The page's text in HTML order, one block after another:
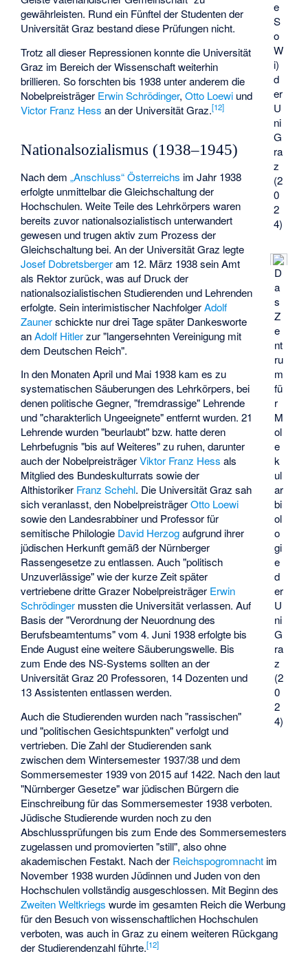
e
S
o
W
i)
d
er
U
ni
G
ra
z
(2
0
2
4)
D
a
s
Z
e
nt
ru
m
fü
r
M
ol
e
k
ul
ar
bi
ol
o
gi
e
d
er
U
ni
G
ra
z
(2
0
2
4)
gewährleisten. Rund ein Fünftel der Studenten der
Universität Graz bestand diese Prüfungen nicht.
Trotz all dieser Repressionen konnte die Universität
Graz im Bereich der Wissenschaft weiterhin
brillieren. So forschten bis 1938 unter anderem die
Nobelpreisträger Erwin Schrödinger,Otto Loewi und
Victor Franz Hess an der Universität Graz.[12]
Nationalsozialismus (1938–1945)
Nach dem„Anschluss“ Österreichs im Jahr 1938
erfolgte unmittelbar die Gleichschaltung der
Hochschulen. Weite Teile des Lehrkörpers waren
bereits zuvor nationalsozialistisch unterwandert
gewesen und trugen aktiv zum Prozess der
Gleichschaltung bei. An der Universität Graz legte
Josef Dobretsbergeram 12. März 1938 sein Amt
als Rektor zurück, was auf Druck der
nationalsozialistischen Studierenden und Lehrenden
erfolgte. Sein interimistischer NachfolgerAdolf
Zaunerschickte nur drei Tage später Dankesworte
anAdolf Hitlerzur "langersehnten Vereinigung mit
dem Deutschen Reich".
In den Monaten April und Mai 1938 kam es zu
systematischen Säuberungen des Lehrkörpers, bei
denen politische Gegner, "fremdrassige" Lehrende
und "charakterlich Ungeeignete" entfernt wurden. 21
Lehrende wurden "beurlaubt" bzw. hatte deren
Lehrbefugnis "bis auf Weiteres" zu ruhen, darunter
auch der NobelpreisträgerViktor Franz Hess als
Mitglied des Bundeskulturrats sowie der
Althistoriker Franz Schehl. Die Universität Graz sah
sich veranlasst, den NobelpreisträgerOtto Loewi
sowie den Landesrabbiner und Professor für
semitische Philologie David Herzogaufgrund ihrer
jüdischen Herkunft gemäß der Nürnberger
Rassengesetze zu entlassen. Auch "politisch
Unzuverlässige" wie der kurze Zeit später
vertriebene dritte Grazer Nobelpreisträger Erwin
Schrödinger mussten die Universität verlassen. Auf
Basis der "Verordnung der Neuordnung des
Berufsbeamtentums" vom 4. Juni 1938 erfolgte bis
Ende August eine weitere Säuberungswelle. Bis
zum Ende des NS-Systems sollten an der
Universität Graz 20 Professoren, 14 Dozenten und
13 Assistenten entlassen werden.
Auch die Studierenden wurden nach "rassischen"
und "politischen Gesichtspunkten" verfolgt und
vertrieben. Die Zahl der Studierenden sank
zwischen dem Wintersemester 1937/38 und dem
Sommersemester 1939 von 2015 auf 1422. Nach den laut
"Nürnberger Gesetze" war jüdischen Bürgern die
Einschreibung für das Sommersemester 1938 verboten.
Jüdische Studierende wurden noch zu den
Abschlussprüfungen bis zum Ende des Sommersemesters
zugelassen und promovierten "still", also ohne
akademischen Festakt. Nach der Reichspogromnacht im
November 1938 wurden Jüdinnen und Juden von den
Hochschulen vollständig ausgeschlossen. Mit Beginn des
Zweiten Weltkriegs wurde im gesamten Reich die Werbung
für den Besuch von wissenschaftlichen Hochschulen
verboten, was auch in Graz zu einem weiteren Rückgang
der Studierendenzahl führte.[12]